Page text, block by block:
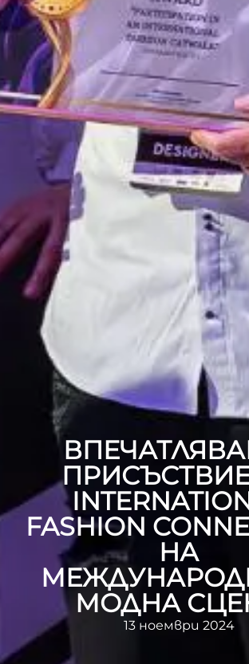
FASHION
НА
МОДНА
13 ноември 2024